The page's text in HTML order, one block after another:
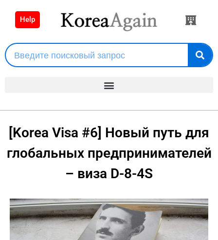
Help
[Korea Visa #6] Новый путь для
глобальных предпринимателей
– виза D-8-4S